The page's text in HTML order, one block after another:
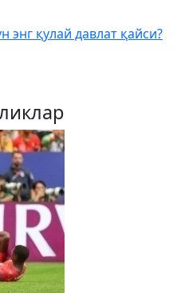
қулай давлат қайси?